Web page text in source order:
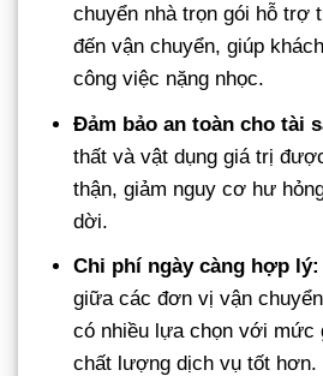
chuyển nhà trọn gói hỗ trợ
đến vận chuyển, giúp
công việc nặng nhọc.
Đảm bảo an toàn cho tài
thất và vật dụng giá trị
thận, giảm nguy cơ hư
dời.
Chi phí ngày càng hợp lý:
giữa các đơn vị vận
có nhiều lựa chọn với mức
chất lượng dịch vụ tốt hơn.